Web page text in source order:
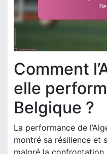
Comment
elle
Belgique ?
La performance de
montré sa résilience et
malgré la confrontation